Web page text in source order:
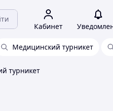
Кабинет
Медицинский турникет
турникет